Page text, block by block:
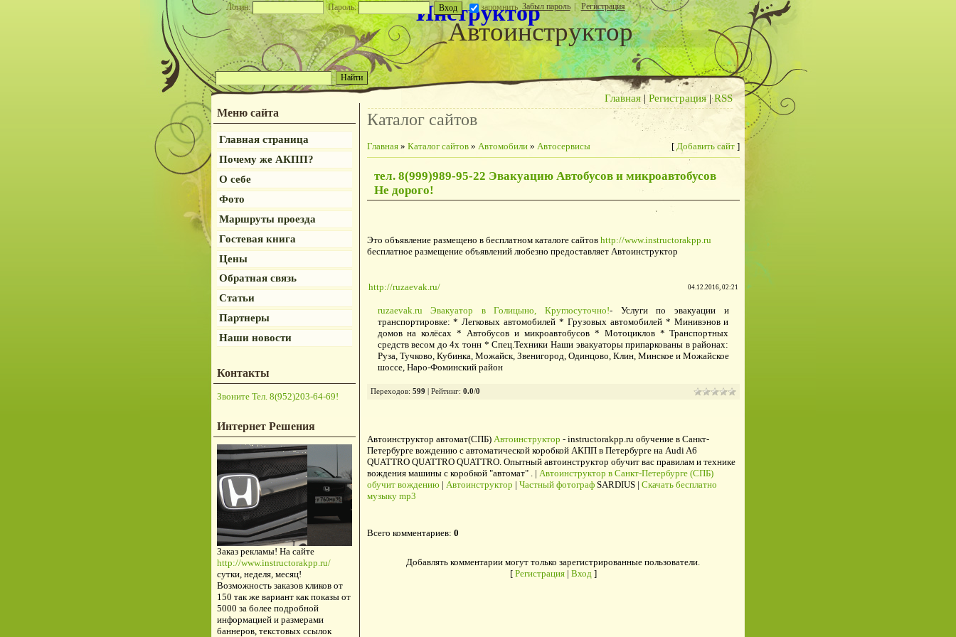
Логин: Пароль: запомнить Забыл пароль | Регистрация
Автоинструктор
Инструктор
Главная| Регистрация|RSS
Меню сайта
Главная страница
Почему же АКПП?
О себе
Фото
Маршруты проезда
Гостевая книга
Цены
Обратная связь
Статьи
Партнеры
Наши новости
Контакты
Звоните Тел. 8(952)203-64-69!
Интернет Решения
Заказ рекламы! На сайте
http://www.instructorakpp.ru/
сутки, неделя, месяц!
Возможность заказов кликов от
150 так же вариант как показы от
5000 за более подробной
информацией и размерами
баннеров, текстовых ссылок
Каталог сайтов
Главная» Каталог сайтов» Автомобили» Автосервисы [ Добавить сайт]
тел. 8(999)989-95-22 Эвакуацию Автобусов и микроавтобусов
Не дорого!
Это объявление размещено в бесплатном каталоге сайтов http://www.instructorakpp.ru
бесплатное размещение объявлений любезно предоставляет Автоинструктор
http://ruzaevak.ru/ 04.12.2016, 02:21
ruzaevak.ru Эвакуатор в Голицыно, Круглосуточно!- Услуги по эвакуации и
транспортировке: * Легковых автомобилей * Грузовых автомобилей * Минивэнов и
домов на колёсах * Автобусов и микроавтобусов * Мотоциклов * Транспортных
средств весом до 4х тонн * Спец.Техники Наши эвакуаторы припаркованы в районах:
Руза, Тучково, Кубинка, Можайск, Звенигород, Одинцово, Клин, Минское и Можайское
шоссе, Наро-Фоминский район
Переходов: 599 Рейтинг: 0.0/0
Автоинструктор автомат(СПБ) Автоинструктор - instructorakpp.ru обучение в Санкт-
Петербурге вождению с автоматической коробкой АКПП в Петербурге на Audi A6
QUATTRO QUATTRO QUATTRO. Опытный автоинструктор обучит вас правилам и технике
вождения машины с коробкой "автомат" . | Автоинструктор в Санкт-Петербурге (СПБ)
обучит вождению| Автоинструктор | Частный фотографSARDIUS | Скачать бесплатно
музыку mp3
Всего комментариев: 0
Добавлять комментарии могут только зарегистрированные пользователи.
[ Регистрация| Вход]